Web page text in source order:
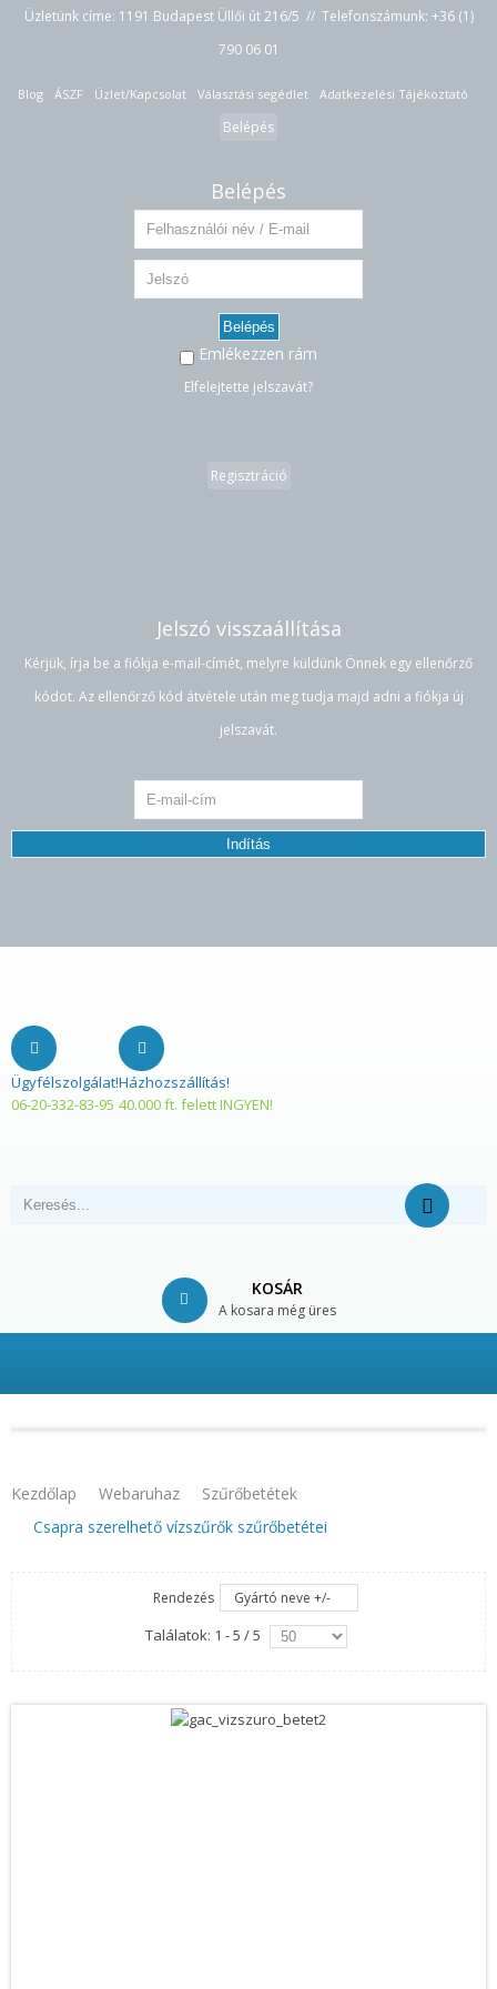
Üzletünk címe: 1191 Budapest Üllői út 216/5 // Telefonszámunk: +36 (1)
790 06 01
Blog ÁSZF Üzlet/Kapcsolat Választási segédlet Adatkezelési Tájékoztató
Belépés
Belépés
Belépés
Emlékezzen rám
Elfelejtette jelszavát?
Regisztráció
Jelszó visszaállítása
Kérjük, írja be a fiókja e-mail-címét, melyre küldünk Önnek egy ellenőrző
kódot. Az ellenőrző kód átvétele után meg tudja majd adni a fiókja új
jelszavát.
Indítás
Ügyfélszolgálat!
06-20-332-83-95
Házhozszállítás!
40.000 ft. felett INGYEN!
KOSÁR
A kosara még üres
Kezdőlap Webaruhaz
Szűrőbetétek
Csapra szerelhető vízszűrők szűrőbetétei
Rendezés Gyártó neve +/-
Találatok: 1 - 5 / 5